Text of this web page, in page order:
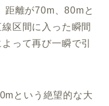
距離が70m、80mと
区間に入った瞬間
って再び一瞬で引
という絶望的な大